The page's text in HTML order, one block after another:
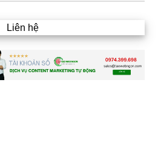
Liên hệ